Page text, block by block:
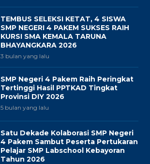
TEMBUS SELEKSI KETAT, 4 SISWA
SMP NEGERI 4 PAKEM SUKSES RAIH
KURSI SMA KEMALA TARUNA
BHAYANGKARA 2026
3 bulan yang lalu
SMP Negeri 4 Pakem Raih Peringkat
Tertinggi Hasil PPTKAD Tingkat
Provinsi DIY 2026
5 bulan yang lalu
Satu Dekade Kolaborasi SMP Negeri
4 Pakem Sambut Peserta Pertukaran
Pelajar SMP Labschool Kebayoran
Tahun 2026